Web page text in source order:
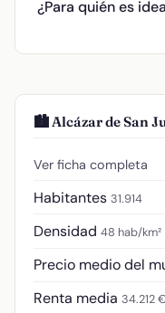
¿Para quién es
🏙️ Alcázar de San
Ver ficha completa
Habitantes 31.914
Densidad 48 hab/km²
Precio medio del
Renta media 34.212 €